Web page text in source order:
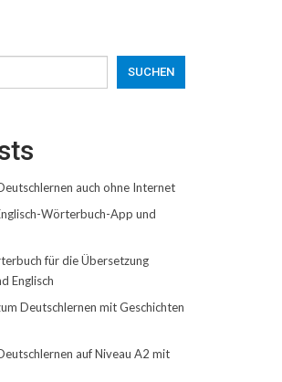
SUCHEN
auch ohne Internet
Wörterbuch-App und
für die Übersetzung
Englisch
Deutschlernen mit Geschichten
auf Niveau A2 mit